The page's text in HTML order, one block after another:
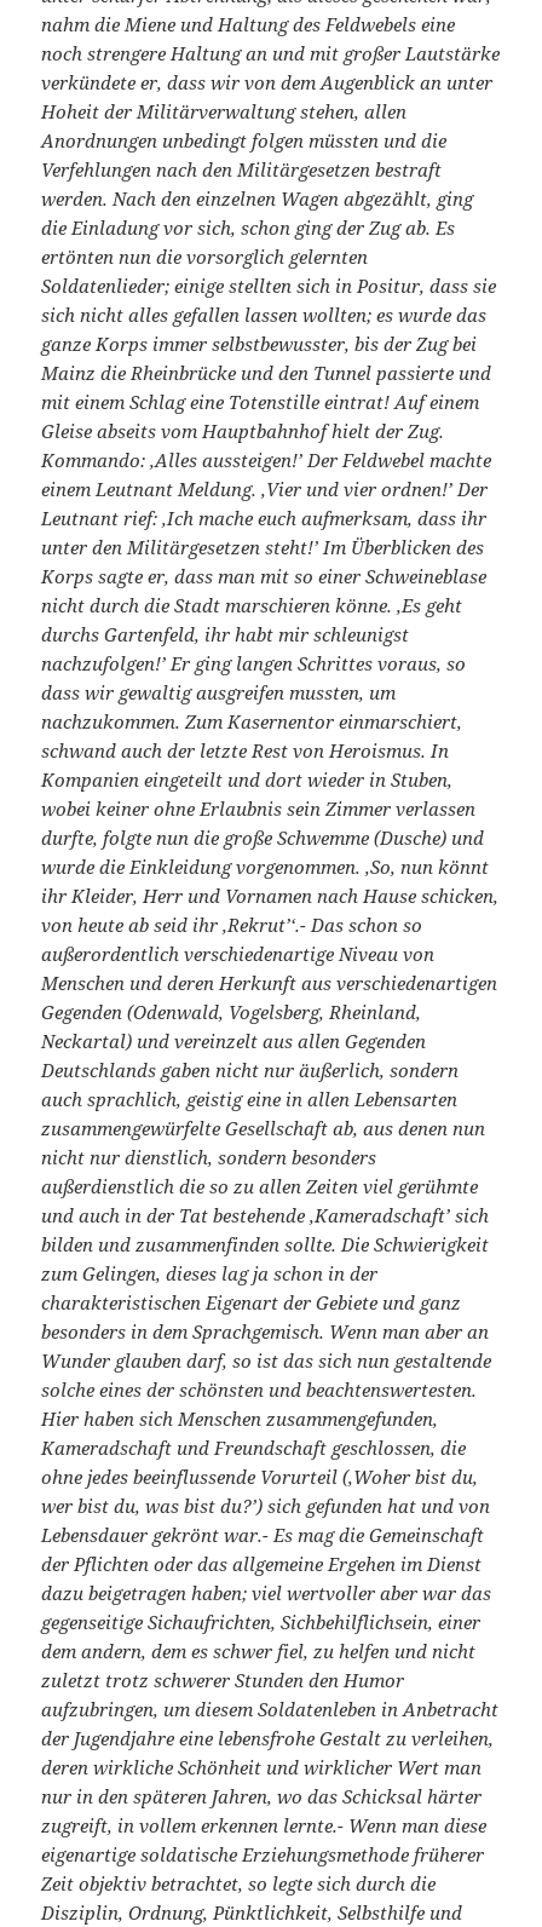
nahm die Miene und Haltung des Feldwebels eine
noch strengere Haltung an und mit großer Lautstärke
verkündete er, dass wir von dem Augenblick an unter
Hoheit der Militärverwaltung stehen, allen
Anordnungen unbedingt folgen müssten und die
Verfehlungen nach den Militärgesetzen bestraft
werden. Nach den einzelnen Wagen abgezählt, ging
die Einladung vor sich, schon ging der Zug ab. Es
ertönten nun die vorsorglich gelernten
Soldatenlieder; einige stellten sich in Positur, dass sie
sich nicht alles gefallen lassen wollten; es wurde das
ganze Korps immer selbstbewusster, bis der Zug bei
Mainz die Rheinbrücke und den Tunnel passierte und
mit einem Schlag eine Totenstille eintrat! Auf einem
Gleise abseits vom Hauptbahnhof hielt der Zug.
Kommando: ‚Alles aussteigen!’ Der Feldwebel machte
einem Leutnant Meldung. ‚Vier und vier ordnen!’ Der
Leutnant rief: ‚Ich mache euch aufmerksam, dass ihr
unter den Militärgesetzen steht!’ Im Überblicken des
Korps sagte er, dass man mit so einer Schweineblase
nicht durch die Stadt marschieren könne. ‚Es geht
durchs Gartenfeld, ihr habt mir schleunigst
nachzufolgen!’ Er ging langen Schrittes voraus, so
dass wir gewaltig ausgreifen mussten, um
nachzukommen. Zum Kasernentor einmarschiert,
schwand auch der letzte Rest von Heroismus. In
Kompanien eingeteilt und dort wieder in Stuben,
wobei keiner ohne Erlaubnis sein Zimmer verlassen
durfte, folgte nun die große Schwemme (Dusche) und
wurde die Einkleidung vorgenommen. ‚So, nun könnt
ihr Kleider, Herr und Vornamen nach Hause schicken,
von heute ab seid ihr ‚Rekrut’‘.- Das schon so
außerordentlich verschiedenartige Niveau von
Menschen und deren Herkunft aus verschiedenartigen
Gegenden (Odenwald, Vogelsberg, Rheinland,
Neckartal) und vereinzelt aus allen Gegenden
Deutschlands gaben nicht nur äußerlich, sondern
auch sprachlich, geistig eine in allen Lebensarten
zusammengewürfelte Gesellschaft ab, aus denen nun
nicht nur dienstlich, sondern besonders
außerdienstlich die so zu allen Zeiten viel gerühmte
und auch in der Tat bestehende ‚Kameradschaft’ sich
bilden und zusammenfinden sollte. Die Schwierigkeit
zum Gelingen, dieses lag ja schon in der
charakteristischen Eigenart der Gebiete und ganz
besonders in dem Sprachgemisch. Wenn man aber an
Wunder glauben darf, so ist das sich nun gestaltende
solche eines der schönsten und beachtenswertesten.
Hier haben sich Menschen zusammengefunden,
Kameradschaft und Freundschaft geschlossen, die
ohne jedes beeinflussende Vorurteil (‚Woher bist du,
wer bist du, was bist du?’) sich gefunden hat und von
Lebensdauer gekrönt war.- Es mag die Gemeinschaft
der Pflichten oder das allgemeine Ergehen im Dienst
dazu beigetragen haben; viel wertvoller aber war das
gegenseitige Sichaufrichten, Sichbehilflichsein, einer
dem andern, dem es schwer fiel, zu helfen und nicht
zuletzt trotz schwerer Stunden den Humor
aufzubringen, um diesem Soldatenleben in Anbetracht
der Jugendjahre eine lebensfrohe Gestalt zu verleihen,
deren wirkliche Schönheit und wirklicher Wert man
nur in den späteren Jahren, wo das Schicksal härter
zugreift, in vollem erkennen lernte.- Wenn man diese
eigenartige soldatische Erziehungsmethode früherer
Zeit objektiv betrachtet, so legte sich durch die
Disziplin, Ordnung, Pünktlichkeit, Selbsthilfe und